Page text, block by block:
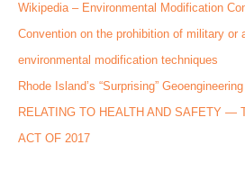
Wikipedia – Environmental Modification
Convention on the prohibition of military or
environmental modification techniques
Rhode Island’s “Surprising”
RELATING TO HEALTH AND SAFETY —
ACT OF 2017